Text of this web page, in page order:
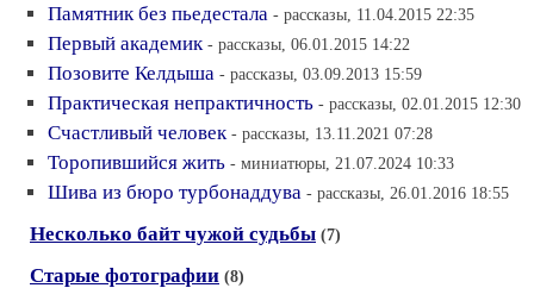
Памятник без пьедестала - рассказы, 11.04.2015 22:35
Первый академик - рассказы, 06.01.2015 14:22
Позовите Келдыша - рассказы, 03.09.2013 15:59
Практическая непрактичность - рассказы, 02.01.2015 12:30
Счастливый человек - рассказы, 13.11.2021 07:28
Торопившийся жить - миниатюры, 21.07.2024 10:33
Шива из бюро турбонаддува - рассказы, 26.01.2016 18:55
Несколько байт чужой судьбы (7)
Старые фотографии (8)